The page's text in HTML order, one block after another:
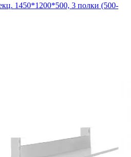
1450*1200*500, 3 полки (500-